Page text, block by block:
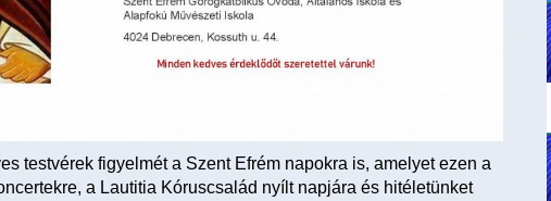
testvérek figyelmét a Szent Efrém napokra is, amelyet ezen a
a Lautitia Kóruscsalád nyílt napjára és hitéletünket